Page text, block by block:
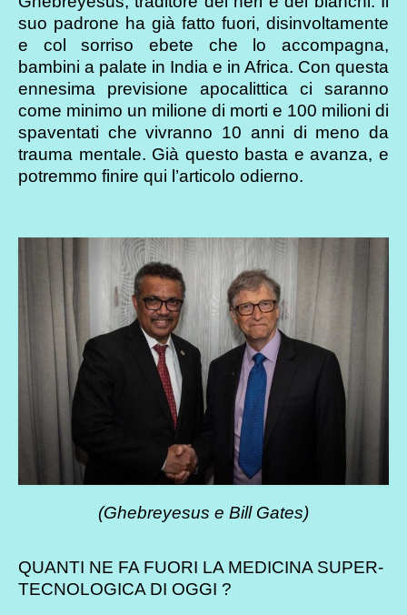
suo padrone ha già fatto fuori, disinvoltamente
e col sorriso ebete che lo accompagna,
bambini a palate in India e in Africa. Con questa
ennesima previsione apocalittica ci saranno
come minimo un milione di morti e 100 milioni di
spaventati che vivranno 10 anni di meno da
trauma mentale. Già questo basta e avanza, e
potremmo finire qui l’articolo odierno.
(Ghebreyesus e Bill Gates)
QUANTI NE FA FUORI LA MEDICINA SUPER-
TECNOLOGICA DI OGGI ?